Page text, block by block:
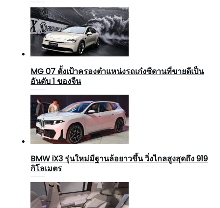
MG 07 ตั้งเป้าครองตำแหน่งรถเก๋งซีดานที่ขายดีเป็น
อันดับ 1 ของจีน
BMW iX3 รุ่นใหม่มีฐานล้อยาวขึ้น วิ่งไกลสูงสุดถึง 919
กิโลเมตร